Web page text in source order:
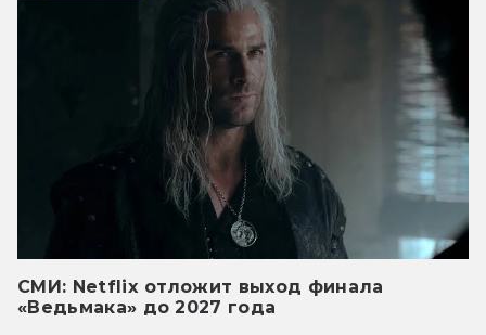
СМИ: Netflix отложит выход финала
«Ведьмака» до 2027 года